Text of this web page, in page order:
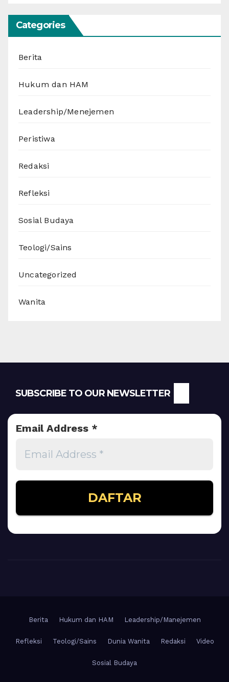
Categories
Berita
Hukum dan HAM
Leadership/Menejemen
Peristiwa
Redaksi
Refleksi
Sosial Budaya
Teologi/Sains
Uncategorized
Wanita
SUBSCRIBE TO OUR NEWSLETTER
Email Address *
Berita Hukum dan HAM Leadership/Manejemen
Refleksi Teologi/Sains Dunia Wanita Redaksi Video
Sosial Budaya